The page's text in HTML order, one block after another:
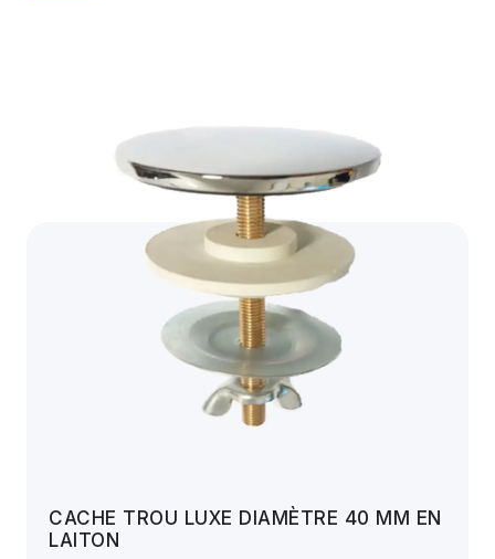
CACHE TROU LUXE DIAMÈTRE 40 MM EN
LAITON